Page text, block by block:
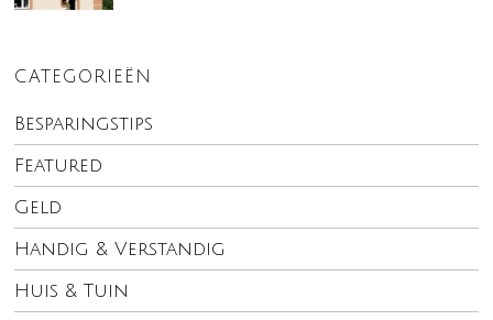
CATEGORIEËN
Besparingstips
Featured
Geld
Handig & Verstandig
Huis & Tuin